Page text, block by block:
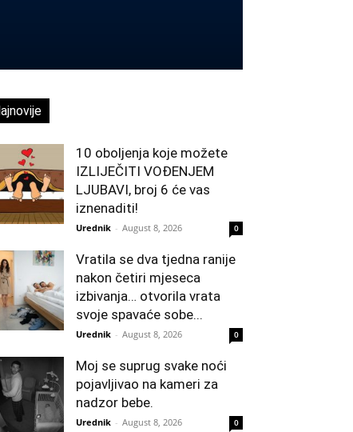
10 oboljenja koje možete
IZLIJEČITI VOĐENJEM
LJUBAVI, broj 6 će vas
iznenaditi!
Urednik - August 8, 2026 0
Vratila se dva tjedna ranije
nakon četiri mjeseca
izbivanja… otvorila vrata
svoje spavaće sobe...
Urednik - August 8, 2026 0
Moj se suprug svake noći
pojavljivao na kameri za
nadzor bebe.
Urednik - August 8, 2026 0